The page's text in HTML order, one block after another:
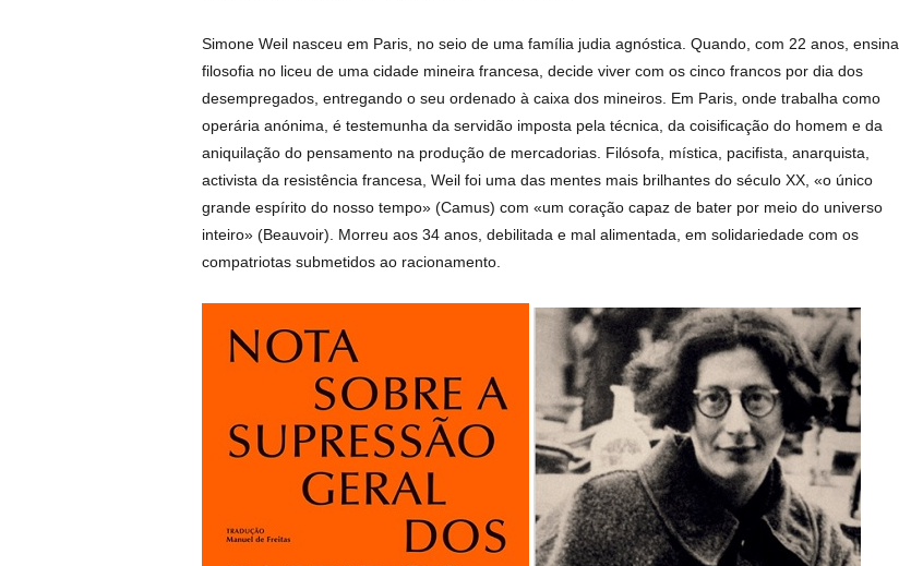
Simone Weil nasceu em Paris, no seio de uma família judia agnóstica. Quando, com 22 anos, ensina
filosofia no liceu de uma cidade mineira francesa, decide viver com os cinco francos por dia dos
desempregados, entregando o seu ordenado à caixa dos mineiros. Em Paris, onde trabalha como
operária anónima, é testemunha da servidão imposta pela técnica, da coisificação do homem e da
aniquilação do pensamento na produção de mercadorias. Filósofa, mística, pacifista, anarquista,
activista da resistência francesa, Weil foi uma das mentes mais brilhantes do século XX, «o único
grande espírito do nosso tempo» (Camus) com «um coração capaz de bater por meio do universo
inteiro» (Beauvoir). Morreu aos 34 anos, debilitada e mal alimentada, em solidariedade com os
compatriotas submetidos ao racionamento.